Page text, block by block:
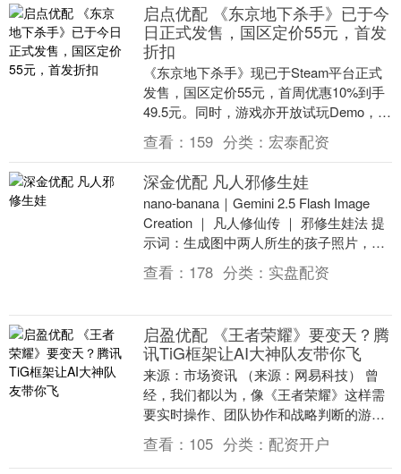
启点优配 《东京地下杀手》已于今
日正式发售，国区定价55元，首发
折扣
《东京地下杀手》现已于Steam平台正式
发售，国区定价55元，首周优惠10%到手
49.5元。同时，游戏亦开放试玩Demo，内
含游戏内精选的教学关卡、主线战斗关
卡....
查看： 159 分类： 宏泰配资
深金优配 凡人邪修生娃
nano-banana｜Gemini 2.5 Flash Image
Creation ｜ 凡人修仙传 ｜ 邪修生娃法 提
示词：生成图中两人所生的孩子照片，专
业....
查看： 178 分类： 实盘配资
启盈优配 《王者荣耀》要变天？腾
讯TiG框架让AI大神队友带你飞
来源：市场资讯 （来源：网易科技） 曾
经，我们都以为，像《王者荣耀》这样需
要实时操作、团队协作和战略判断的游
戏，是人类玩家的绝对主场。哪怕是小学
生，也能在峡谷里....
查看： 105 分类： 配资开户